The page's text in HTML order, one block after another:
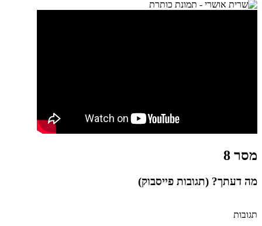
מסר 8
מה דעתך? (תגובות פייסבוק)
תגובות